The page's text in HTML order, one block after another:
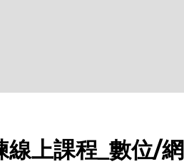
線上課程_數位/網